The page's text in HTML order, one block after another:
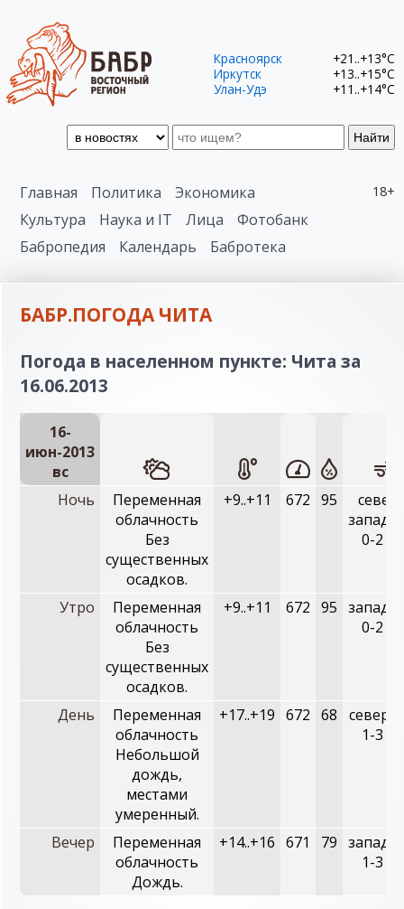
Найти
Красноярск
+21..+13°C
Иркутск
+13..+15°C
Улан-Удэ
+11..+14°C
18+
Главная Политика
Экономика
Культура
Наука и IT Лица
Фотобанк
Бабропедия
Календарь Бабротека
БАБР.ПОГОДА ЧИТА
Погода в населенном пункте: Чита за
16.06.2013
16-
июн-2013
вc
Ночь
Переменная
облачность
Без
существенных
осадков.
+9..+11 672 95
0-2 м/
Утро
Переменная
облачность
Без
существенных
осадков.
+9..+11 672 95
0-2 м/
День
Переменная
облачность
Небольшой
дождь,
местами
умеренный.
+17..+19 672 68
1-3
Вечер
Переменная
облачность
Дождь.
+14..+16 671 79
1-3